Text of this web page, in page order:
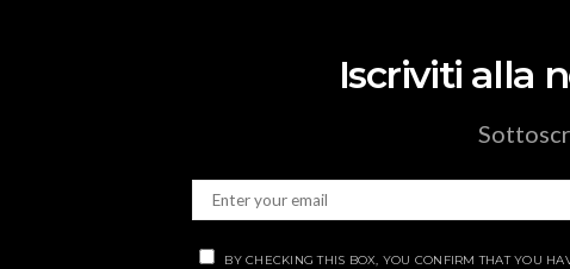
Iscriviti alla
BY CHECKING THIS BOX, YOU CONFIRM THAT YOU